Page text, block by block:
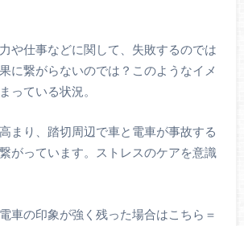
や仕事などに関して、失敗するのでは
に繋がらないのでは？このようなイメ
っている状況。
まり、踏切周辺で車と電車が事故する
がっています。ストレスのケアを意識
車の印象が強く残った場合はこちら＝